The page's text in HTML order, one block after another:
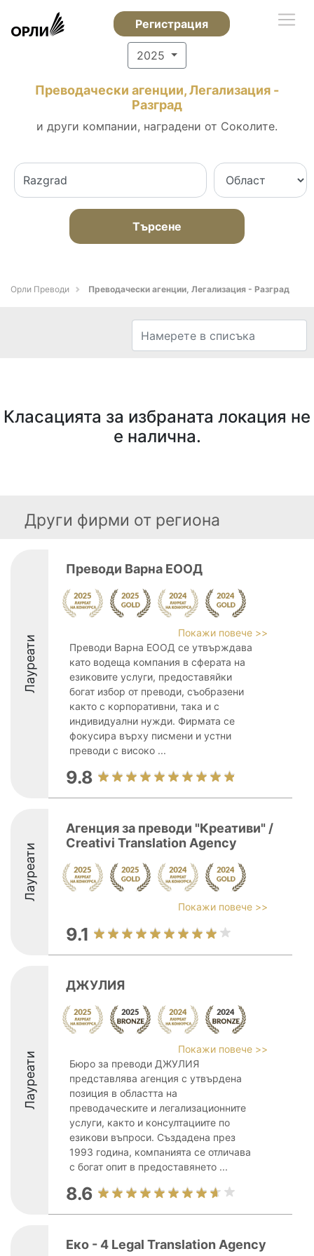
Регистрация
2025
Преводачески агенции, Легализация -
Разград
и други компании, наградени от Соколите.
Търсене
Орли Преводи Преводачески агенции, Легализация - Разград
Класацията за избраната локация не
е налична.
Други фирми от региона
Лауреати
Преводи Варна ЕООД
Покажи повече >>
Преводи Варна ЕООД се утвърждава
като водеща компания в сферата на
езиковите услуги, предоставяйки
богат избор от преводи, съобразени
както с корпоративни, така и с
индивидуални нужди. Фирмата се
фокусира върху писмени и устни
преводи с високо ...
9.8
Лауреати
Агенция за преводи "Креативи" /
Creativi Translation Agency
Покажи повече >>
9.1
Лауреати
ДЖУЛИЯ
Покажи повече >>
Бюро за преводи ДЖУЛИЯ
представлява агенция с утвърдена
позиция в областта на
преводаческите и легализационните
услуги, както и консултациите по
езикови въпроси. Създадена през
1993 година, компанията се отличава
с богат опит в предоставянето ...
8.6
Еко - 4 Legal Translation Agency